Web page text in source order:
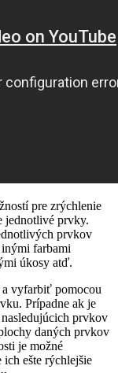
pre zrýchlenie
jednotlivé prvky.
prvkov
farbami
úkosy atď.
vyfarbiť pomocou
Prípadne ak je
prvkov
daných prvkov
je možné
ešte rýchlejšie